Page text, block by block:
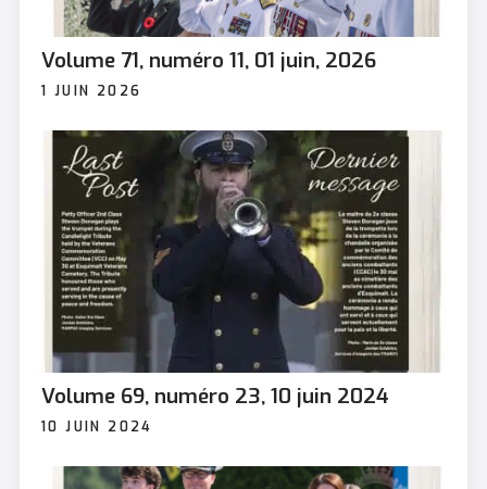
Volume 71, numéro 11, 01 juin, 2026
1 JUIN 2026
Volume 69, numéro 23, 10 juin 2024
10 JUIN 2024